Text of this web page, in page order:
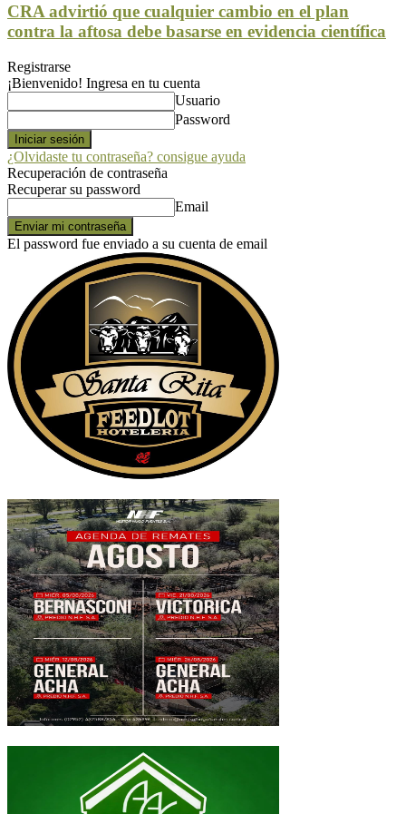
CRA advirtió que cualquier cambio en el plan
contra la aftosa debe basarse en evidencia científica
Registrarse
¡Bienvenido! Ingresa en tu cuenta
Usuario
Password
¿Olvidaste tu contraseña? consigue ayuda
Recuperación de contraseña
Recuperar su password
Email
El password fue enviado a su cuenta de email